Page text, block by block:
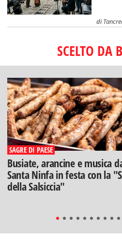
di
SCELTO DA
SAGRE DI PAESE
Busiate, arancine e musica
Santa Ninfa in festa con la
della Salsiccia"